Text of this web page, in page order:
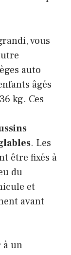
vous
auto
âgés
kg. Ces
. Les
être fixés à
du
et
avant
à un